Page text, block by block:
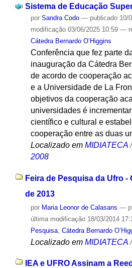
Sistema de Educação
por Sandra Codo — publicado10/
modificação03/06/2025 10:59 —
Cátedra Bernardo O’Higgins
Conferência que fez parte
inauguração da Cátedra
de acordo de cooperação
e a Universidade de La
objetivos da cooperação
universidades é
científico e cultural e
cooperação entre as duas
Localizado em MIDIATECA
2008
Feira de Pesquisa da Ufro -
de 2013
por Maria Leonor de Calasans —
última modificação18/03/2014
Pesquisa, Cátedra Bernardo
Localizado em MIDIATECA
IEA e UFRO Assinam a